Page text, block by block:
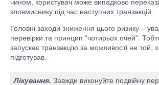
чином, користувач може випадково
зловмиснику під час наступних транзакцій.
Головні заходи зниження цього ризику –
перевірки та принцип “чотирьох очей”.
запускає транзакцію за можливості не той,
підготував.
Лікування. Завжди виконуйте подвійну